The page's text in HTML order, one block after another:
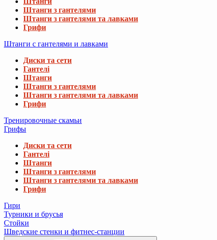
Штанги з гантелями
Штанги з гантелями та лавками
Грифи
Штанги с гантелями и лавками
Диски та сети
Гантелі
Штанги
Штанги з гантелями
Штанги з гантелями та лавками
Грифи
Тренировочные скамьи
Грифы
Диски та сети
Гантелі
Штанги
Штанги з гантелями
Штанги з гантелями та лавками
Грифи
Гири
Турники и брусья
Стойки
Шведские стенки и фитнес-станции